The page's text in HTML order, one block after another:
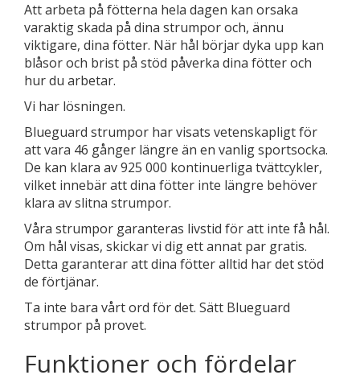
Att arbeta på fötterna hela dagen kan orsaka
varaktig skada på dina strumpor och, ännu
viktigare, dina fötter. När hål börjar dyka upp kan
blåsor och brist på stöd påverka dina fötter och
hur du arbetar.
Vi har lösningen.
Blueguard strumpor har visats vetenskapligt för
att vara 46 gånger längre än en vanlig sportsocka.
De kan klara av 925 000 kontinuerliga tvättcykler,
vilket innebär att dina fötter inte längre behöver
klara av slitna strumpor.
Våra strumpor garanteras livstid för att inte få hål.
Om hål visas, skickar vi dig ett annat par gratis.
Detta garanterar att dina fötter alltid har det stöd
de förtjänar.
Ta inte bara vårt ord för det. Sätt Blueguard
strumpor på provet.
Funktioner och fördelar